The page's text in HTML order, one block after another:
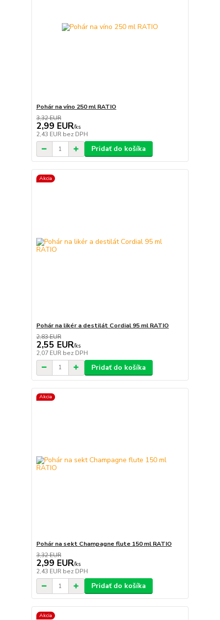
Pohár na víno 250 ml RATIO
3,32 EUR
2,99 EUR/ks
2,43 EUR bez DPH
Pridať do košíka
Akcia
Pohár na likér a destilát Cordial 95 ml RATIO
2,83 EUR
2,55 EUR/ks
2,07 EUR bez DPH
Pridať do košíka
Akcia
Pohár na sekt Champagne flute 150 ml RATIO
3,32 EUR
2,99 EUR/ks
2,43 EUR bez DPH
Pridať do košíka
Akcia